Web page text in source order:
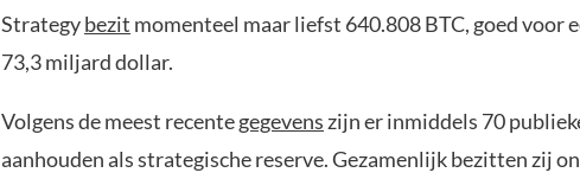
Strategybezit momenteel maar liefst 640.808 BTC, goed voor
73,3 miljard dollar.
Volgens de meest recentegegevens zijn er inmiddels 70
aanhouden als strategische reserve. Gezamenlijk bezitten zij